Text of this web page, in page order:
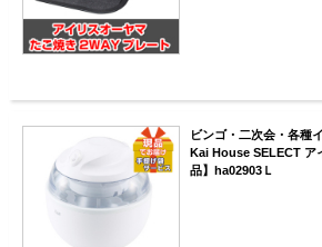
ビンゴ・二次会・各種
Kai House SELECT ア
品】ha02903Ｌ